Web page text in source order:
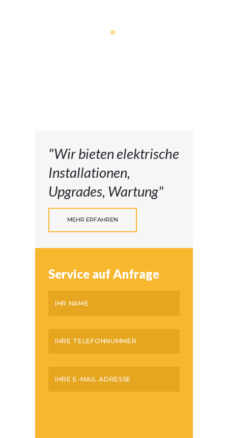
GEBÄUDETECHNIK
"Wir bieten elektrische
Installationen,
Upgrades, Wartung"
MEHR ERFAHREN
Service auf Anfrage